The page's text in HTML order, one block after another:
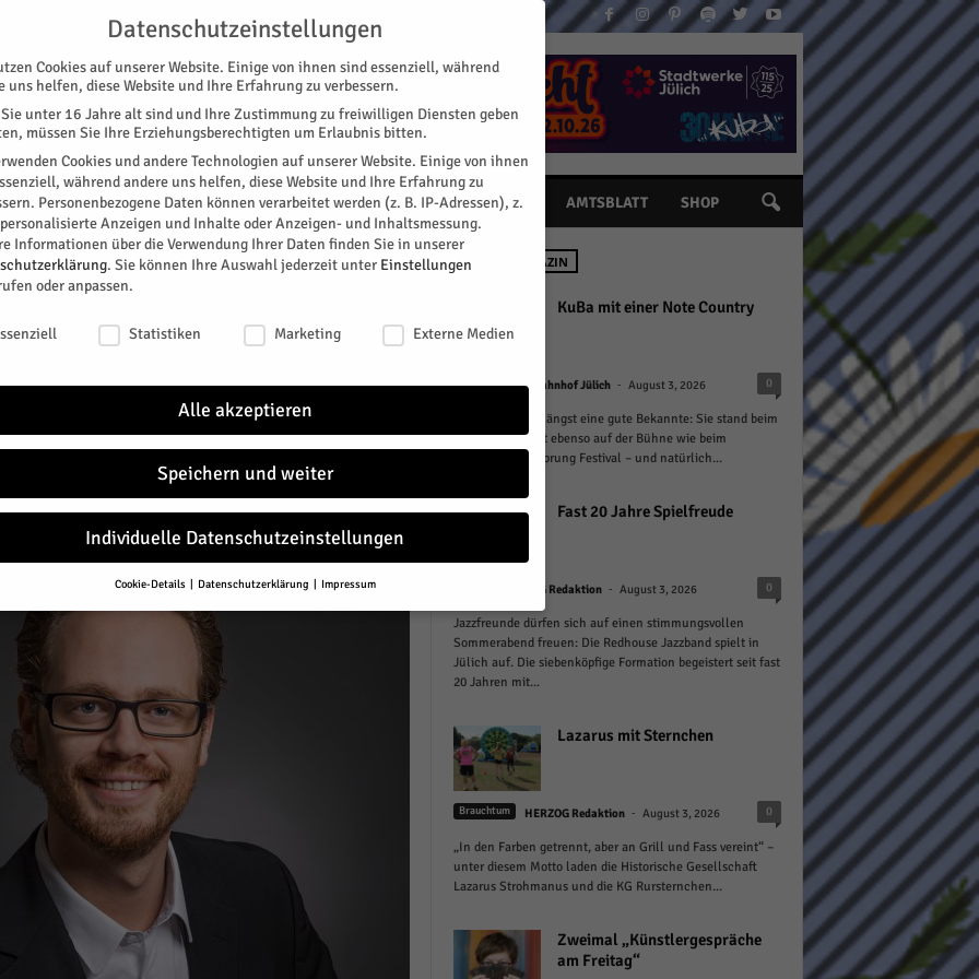
KONTAKT
SPEZIAL E-PAPER KINO GALERIE TERMINE AMTSBLATT SHOP
Johnen
2027 von Marco Johnen bei der
NEU IM MAGAZIN
KuBa mit einer Note Country
Jülich Kulturbahnhof Jülich - August 3, 2026 0
In Jülich ist sie längst eine gute Bekannte: Sie stand beim
Feierabendmarkt ebenso auf der Bühne wie beim
Pasqualini Zeitsprung Festival – und natürlich...
Fast 20 Jahre Spielfreude
HERZOG Redaktion - August 3, 2026 0
Jazzfreunde dürfen sich auf einen stimmungsvollen
Sommerabend freuen: Die Redhouse Jazzband spielt in
Jülich auf. Die siebenköpfige Formation begeistert seit fast
20 Jahren mit...
Lazarus mit Sternchen
Brauchtum HERZOG Redaktion - August 3, 2026 0
„In den Farben getrennt, aber an Grill und Fass vereint“ –
unter diesem Motto laden die Historische Gesellschaft
Lazarus Strohmanus und die KG Rursternchen...
Zweimal „Künstlergespräche
am Freitag“
Datenschutzeinstellungen
Cookies auf unserer Website. Einige von ihnen sind essenziell, während
uns helfen, diese Website und Ihre Erfahrung zu verbessern.
unter 16 Jahre alt sind und Ihre Zustimmung zu freiwilligen Diensten geben
müssen Sie Ihre Erziehungsberechtigten um Erlaubnis bitten.
Cookies und andere Technologien auf unserer Website. Einige von ihnen
während andere uns helfen, diese Website und Ihre Erfahrung zu
Personenbezogene Daten können verarbeitet werden (z. B. IP-Adressen), z.
Anzeigen und Inhalte oder Anzeigen- und Inhaltsmessung.
Informationen über die Verwendung Ihrer Daten finden Sie in unserer
. Sie können Ihre Auswahl jederzeit unter Einstellungen
oder anpassen.
Statistiken Marketing Externe Medien
Alle akzeptieren
Speichern und weiter
Individuelle Datenschutzeinstellungen
Cookie-Details Datenschutzerklärung Impressum
Datenschutzeinstellungen
Sie unter 16 Jahre alt sind und Ihre Zustimmung zu freiwilligen Diensten geben
müssen Sie Ihre Erziehungsberechtigten um Erlaubnis bitten.
Cookies und andere Technologien auf unserer Website. Einige von ihnen
während andere uns helfen, diese Website und Ihre Erfahrung zu
Personenbezogene Daten können verarbeitet werden (z. B. IP-Adressen), z.
personalisierte Anzeigen und Inhalte oder Anzeigen- und Inhaltsmessung.
Informationen über die Verwendung Ihrer Daten finden Sie in unserer
.
Sie eine Übersicht über alle verwendeten Cookies. Sie können Ihre
zu ganzen Kategorien geben oder sich weitere Informationen anzeigen
und so nur bestimmte Cookies auswählen.
akzeptieren
und weiter
Zurück